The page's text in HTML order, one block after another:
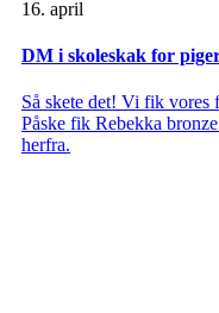
16. april
DM i skoleskak for
Så skete det! Vi fik
Påske fik Rebekka
herfra.